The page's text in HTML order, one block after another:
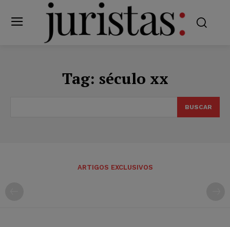
Tag: século xx
BUSCAR
ARTIGOS EXCLUSIVOS